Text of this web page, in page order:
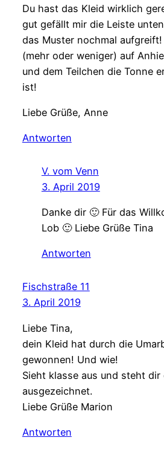
Du hast das Kleid wirklich
gut gefällt mir die Leiste
das Muster nochmal
(mehr oder weniger) auf
und dem Teilchen die Tonne
ist!
Liebe Grüße, Anne
Antworten
V. vom Venn
3. April 2019
Danke dir 🙂 Für das
Lob 🙂 Liebe Grüße Tina
Antworten
Fischstraße 11
3. April 2019
Liebe Tina,
dein Kleid hat durch die
gewonnen! Und wie!
Sieht klasse aus und steht dir
ausgezeichnet.
Liebe Grüße Marion
Antworten